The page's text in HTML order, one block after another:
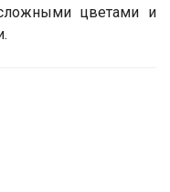
цветами и